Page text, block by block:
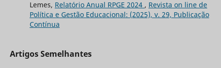
Lemes, Relatório Anual RPGE 2024 , Revista on line de
Política e Gestão Educacional: (2025), v. 29, Publicação
Contínua
Artigos Semelhantes